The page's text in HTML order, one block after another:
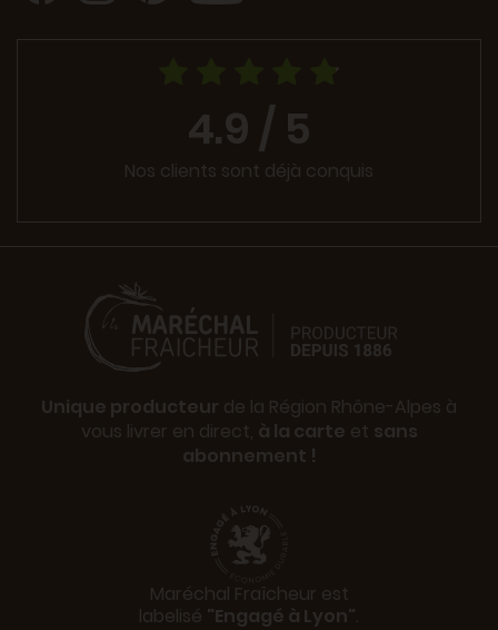
4.9 / 5
Nos clients sont déjà conquis
Unique producteur de la Région Rhône-Alpes à
vous livrer en direct, à la carte et sans
abonnement !
Maréchal Fraîcheur est
labelisé "Engagé à Lyon".